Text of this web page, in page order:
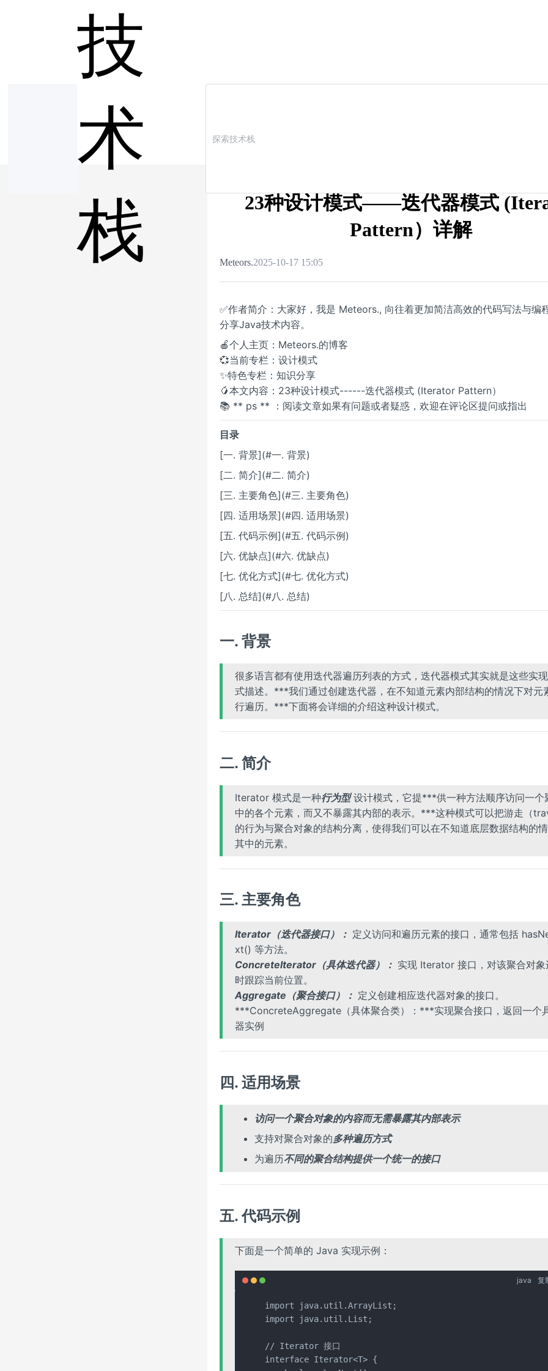
技
术
栈
23种设计模式——迭代器模式
Pattern）详解
Meteors.2025-10-17 15:05
✅作者简介：大家好，我是 Meteors., 向往着更加简洁高效的代码写法与编
分享Java技术内容。
🍎个人主页：Meteors.的博客
💞当前专栏：设计模式
✨特色专栏：知识分享
🥭本文内容：23种设计模式------迭代器模式 (Iterator Pattern）
📚 ** ps ** ：阅读文章如果有问题或者疑惑，欢迎在评论区提问或指出
目录
[一. 背景](#一. 背景)
[二. 简介](#二. 简介)
[三. 主要角色](#三. 主要角色)
[四. 适用场景](#四. 适用场景)
[五. 代码示例](#五. 代码示例)
[六. 优缺点](#六. 优缺点)
[七. 优化方式](#七. 优化方式)
[八. 总结](#八. 总结)
一. 背景
很多语言都有使用迭代器遍历列表的方式，迭代器模式其实就是这些实
式描述。***我们通过创建迭代器，在不知道元素内部结构的情况下对元
行遍历。***下面将会详细的介绍这种设计模式。
二. 简介
Iterator 模式是一种行为型设计模式，它提***供一种方法顺序访问一个
中的各个元素，而又不暴露其内部的表示。***这种模式可以把游走（
的行为与聚合对象的结构分离，使得我们可以在不知道底层数据结构的
其中的元素。
三. 主要角色
Iterator（迭代器接口）： 定义访问和遍历元素的接口，通常包括
xt() 等方法。
ConcreteIterator（具体迭代器）： 实现 Iterator 接口，对该聚合对象
时跟踪当前位置。
Aggregate（聚合接口）： 定义创建相应迭代器对象的接口。
***ConcreteAggregate（具体聚合类）：***实现聚合接口，返回一个
器实例
四. 适用场景
访问一个聚合对象的内容而无需暴露其内部表示
支持对聚合对象的多种遍历方式
为遍历不同的聚合结构提供一个统一的接口
五. 代码示例
下面是一个简单的 Java 实现示例：
java 复
import java.util.ArrayList;
import java.util.List;
// Iterator 接口
interface Iterator<T> {